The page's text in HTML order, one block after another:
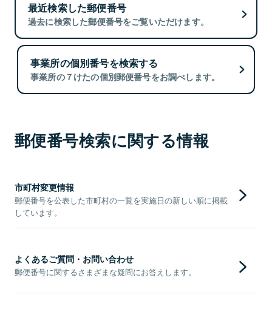
最近検索した郵便番号
過去に検索した郵便番号をご覧いただけます。
事業所の個別番号を検索する
事業所の７けたの個別郵便番号をお調べします。
郵便番号検索に関する情報
市町村変更情報
郵便番号を公表した市町村の一覧を実施日の新しい順に掲載
しています。
よくあるご質問・お問い合わせ
郵便番号に関するさまざまな疑問にお答えします。